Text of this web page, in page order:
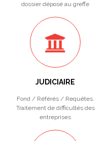
dossier déposé au greffe
JUDICIAIRE
Fond / Référés / Requêtes.
Traitement de difficultés des
entreprises